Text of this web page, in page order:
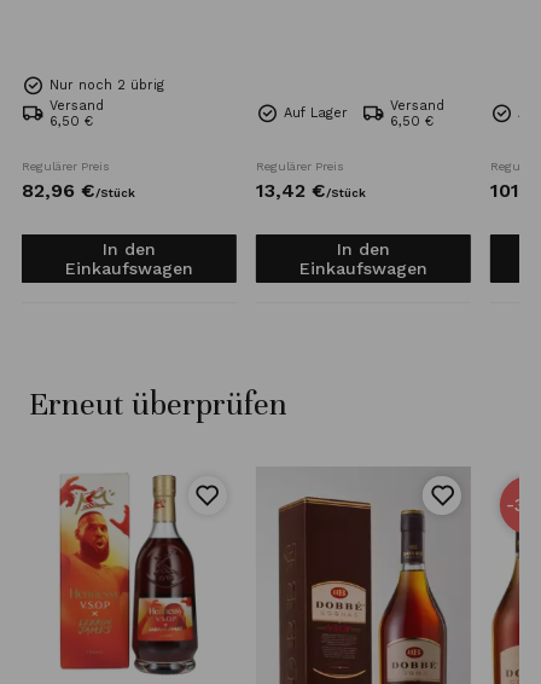
Nur noch 2 übrig
Versand
6,50 €
Regulärer Preis
82,96 €/Stück
In den
Einkaufswagen
Auf Lager
Versand
6,50 €
Regulärer Preis
13,42 €/Stück
In den
Einkaufswagen
101,
Erneut überprüfen
-32